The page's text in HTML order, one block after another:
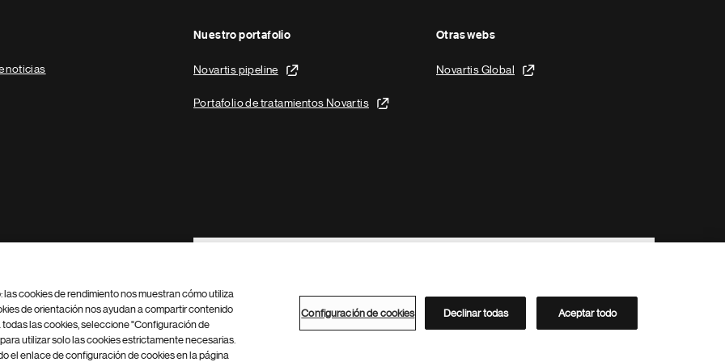
noticias
Nuestro portafolio
Novartis pipeline
Portafolio de tratamientos Novartis
Otras webs
Novartis Global
Footer Site Search
Configuración de cookies Mapa del sitio
Directorio de Novartis
cookies de rendimiento nos muestran cómo utiliza
de orientación nos ayudan a compartir contenido
las cookies, seleccione "Configuración de
utilizar solo las cookies estrictamente necesarias.
el enlace de configuración de cookies en la página
Configuración de cookies Declinar todas Aceptar todo